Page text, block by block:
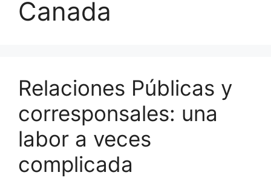
Canada
Relaciones Públicas y
corresponsales: una
labor a veces
complicada